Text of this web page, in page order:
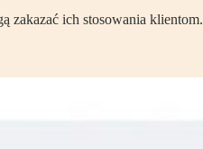
zakazać ich stosowania klientom.